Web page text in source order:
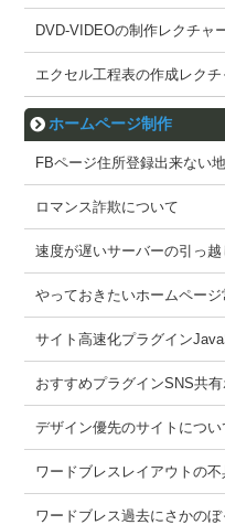
DVD-VIDEOの制作レクチャ
エクセル工程表の作成レクチ
ホームページ制作
FBページ住所登録出来ない
ロマンス詐欺について
速度が遅いサーバーの引っ
やっておきたいホームページ
サイト高速化プラグイン
おすすめプラグインSNS共
デザイン優先のサイトについ
ワードブレスレイアウトの不
ワードブレス過去にさかのぼ